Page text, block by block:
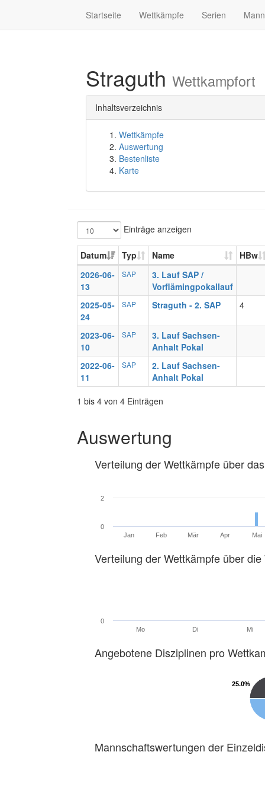
Startseite Wettkämpfe Serien
Straguth Wettkampfort
Inhaltsverzeichnis
Wettkämpfe
Auswertung
Bestenliste
Karte
Einträge anzeigen
Datum Typ Name
HBw
2026-06-
13
SAP
3. Lauf SAP /
Vorflämingpokallauf
2025-05-
24
SAP Straguth - 2. SAP 4
2023-06-
10
SAP
3. Lauf Sachsen-
Anhalt Pokal
2022-06-
11
SAP
2. Lauf Sachsen-
Anhalt Pokal
1 bis 4 von 4 Einträgen
Auswertung
Verteilung der Wettkämpfe über
Jan Feb Mär Apr Mai
0
2
Verteilung der Wettkämpfe über die
Mo Di Mi
0
Angebotene Disziplinen pro
25.0%
25.0%
Mannschaftswertungen der